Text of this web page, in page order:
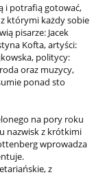
i potrafią gotować,
którymi każdy sobie
pisarze: Jacek
Kofta, artyści:
politycy:
oraz muzycy,
ponad sto
na pory roku
nazwisk z krótkimi
wprowadza
z